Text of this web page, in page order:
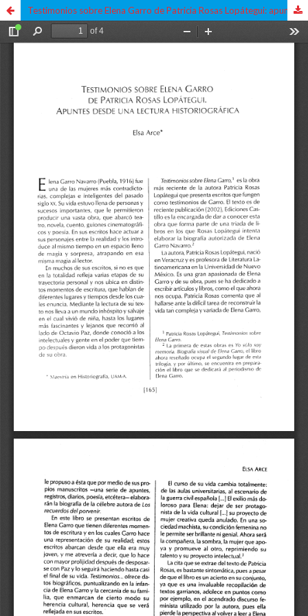
Testimonios sobre Elena Garro de Patricia Rosas Lopátegui: apuntes desde una lectura historiográfica